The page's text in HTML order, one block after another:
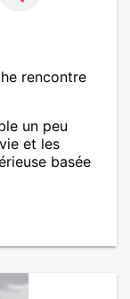
rencontre
un peu
et les
basée